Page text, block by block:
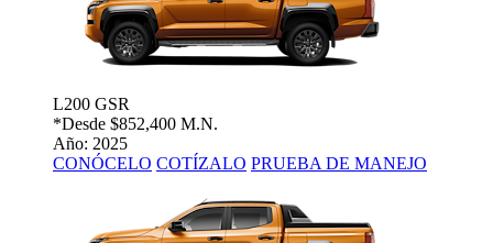
L200 GSR
*Desde $852,400 M.N.
Año: 2025
CONÓCELO COTÍZALO PRUEBA DE MANEJO